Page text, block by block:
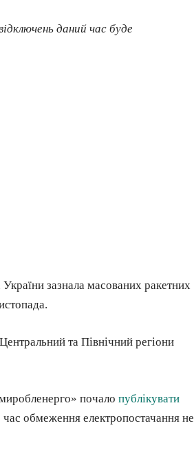
даний час буде
зазнала масованих ракетних
та Північний регіони
почало публікувати
час обмеження електропостачання не